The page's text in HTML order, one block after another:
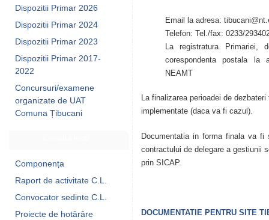
Email la adresa:
Telefon: Tel./fax: 0233/
La registratura
corespondenta postala la
NEAMT
La finalizarea perioadei de
implementate (daca va fi cazul).
Documentatia in forma finala va fi
contractului de delegare a gestiunii
prin SICAP.
DOCUMENTATIE PENTRU SITE
Dispozitii Primar 2026
Dispozitii Primar 2024
Dispozitii Primar 2023
Dispozitii Primar 2017-
2022
Concursuri/examene
organizate de UAT
Comuna Țibucani
Componența
Raport de activitate C.L.
Convocator sedinte C.L.
Proiecte de hotărâre